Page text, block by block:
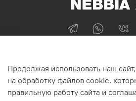
+74955870705
г Москва
Продолжая использовать наш
на обработку файлов cookie,
правильную работу сайта и